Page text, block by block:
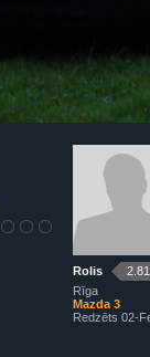
Rolis
2.81
Rīga
Mazda 3
Redzēts 02-